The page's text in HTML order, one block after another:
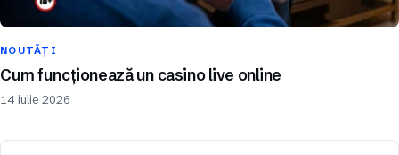
NOUTĂȚI
Cum funcționează un casino live online
14 iulie 2026